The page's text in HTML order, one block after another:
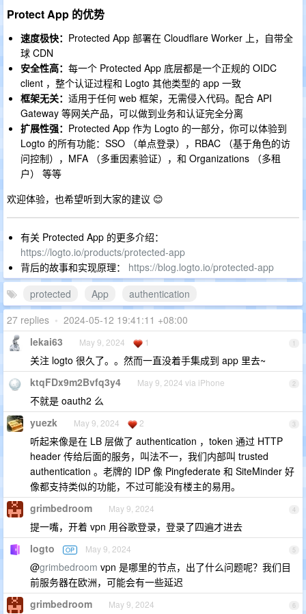
Protect App 的优势
速度极快： Protected App 部署在 Cloudflare Worker 上，自带全
球 CDN
安全性高： 每一个 Protected App 底层都是一个正规的 OIDC
client ，整个认证过程和 Logto 其他类型的 app 一致
框架无关： 适用于任何 web 框架，无需侵入代码。配合 API
Gateway 等网关产品，可以做到业务和认证完全分离
扩展性强： Protected App 作为 Logto 的一部分，你可以体验到
Logto 的所有功能：SSO （单点登录），RBAC （基于角色的访
问控制），MFA （多重因素验证），和 Organizations （多租
户） 等等
欢迎体验，也希望听到大家的建议 😊
有关 Protected App 的更多介绍：
https://logto.io/products/protected-app
背后的故事和实现原理： https://blog.logto.io/protected-app
protected
App
authentication
27 replies • 2024-05-12 19:41:11 +08:00
1
lekai63 May 9, 2024 1
关注 logto 很久了。。然而一直没着手集成到 app 里去~
2
ktqFDx9m2Bvfq3y4 May 9, 2024 via iPhone
不就是 oauth2 么
3
yuezk May 9, 2024 2
听起来像是在 LB 层做了 authentication ，token 通过 HTTP
header 传给后面的服务，叫法不一，我们内部叫 trusted
authentication 。老牌的 IDP 像 Pingfederate 和 SiteMinder 好
像都支持类似的功能，不过可能没有楼主的易用。
4
grimbedroom May 9, 2024
提一嘴，开着 vpn 用谷歌登录，登录了四遍才进去
5
logto OP May 9, 2024
@grimbedroom vpn 是哪里的节点，出了什么问题呢？我们目
前服务器在欧洲，可能会有一些延迟
6
grimbedroom May 9, 2024